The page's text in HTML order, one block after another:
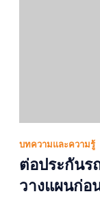
บทความและความรู้
ต่อประกันร
วางแผนก่อ